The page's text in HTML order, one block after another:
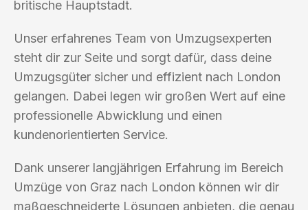
britische Hauptstadt.
Unser erfahrenes Team von Umzugsexperten
steht dir zur Seite und sorgt dafür, dass deine
Umzugsgüter sicher und effizient nach London
gelangen. Dabei legen wir großen Wert auf eine
professionelle Abwicklung und einen
kundenorientierten Service.
Dank unserer langjährigen Erfahrung im Bereich
Umzüge von Graz nach London können wir dir
maßgeschneiderte Lösungen anbieten, die genau